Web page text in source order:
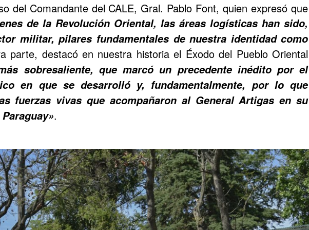
del Comandante del CALE, Gral. Pablo Font, quien expresó que
de la Revolución Oriental, las áreas logísticas han sido,
militar, pilares fundamentales de nuestra identidad como
parte, destacó en nuestra historia el Éxodo del Pueblo Oriental
sobresaliente, que marcó un precedente inédito por el
en que se desarrolló y, fundamentalmente, por lo que
fuerzas vivas que acompañaron al General Artigas en su
.